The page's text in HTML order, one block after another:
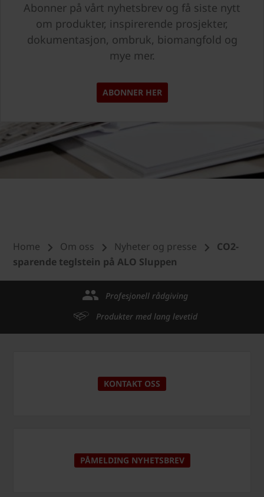
Abonner på vårt nyhetsbrev og få siste nytt
om produkter, inspirerende prosjekter,
dokumentasjon, ombruk, biomangfold og
mye mer.
ABONNER HER
Home Om oss Nyheter og presse
CO2-
sparende teglstein på ALO Sluppen
Profesjonell rådgiving
Produkter med lang levetid
KONTAKT OSS
PÅMELDING NYHETSBREV